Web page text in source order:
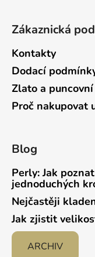
Zákaznická
Kontakty
Dodací
Zlato a
Proč nakupovat
Blog
Perly: Jak
jednoduchých
Nejčastěji
Jak zjistit
ARCHIV